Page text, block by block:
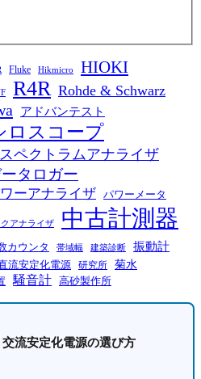
Fluke Hikmicro HIOKI
R4R Rohde & Schwarz
アドバンテスト
ロスコープ
スペクトラムアナライザ
タロガー
ーアナライザ パワーメータ
クアナライザ 中古計測器
カウンタ 帯域幅 建築診断
振動計
流安定化電源 研究所 菊水
騒音計 高砂製作所
流安定化電源の選び方